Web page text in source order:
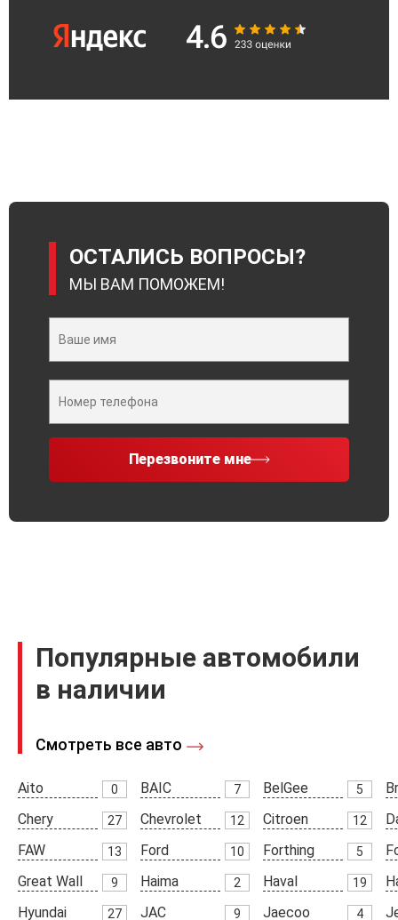
ОСТАЛИСЬ ВОПРОСЫ?
МЫ ВАМ ПОМОЖЕМ!
Перезвоните мне
Популярные автомобили
в наличии
Смотреть все авто
Aito 0 BAIC 7 BelGee 5
Chery
27 Chevrolet 12 Citroen 12
FAW
13 Ford 10 Forthing 5
Great Wall
9 Haima 2 Haval 19
Hyundai
27 JAC 9 Jaecoo 4